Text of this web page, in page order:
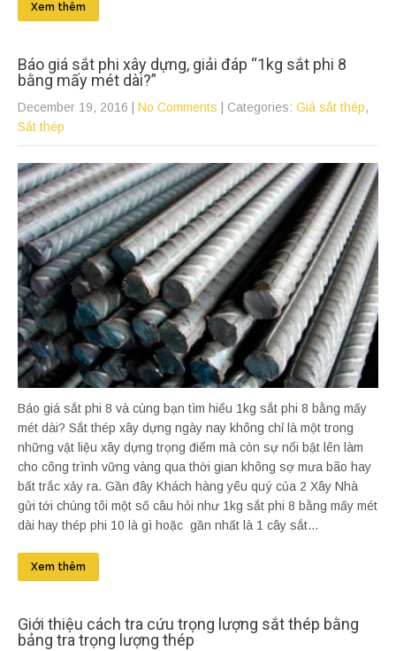
Xem thêm
Báo giá sắt phi xây dựng, giải đáp “1kg sắt phi 8
bằng mấy mét dài?”
December 19, 2016 No Comments | Categories: Giá sắt thép,
Sắt thép
Báo giá sắt phi 8 và cùng bạn tìm hiểu 1kg sắt phi 8 bằng mấy
mét dài? Sắt thép xây dựng ngày nay không chỉ là một trong
những vật liệu xây dựng trọng điểm mà còn sự nổi bật lên làm
cho công trình vững vàng qua thời gian không sợ mưa bão hay
bất trắc xảy ra. Gần đây Khách hàng yêu quý của 2 Xây Nhà
gửi tới chúng tôi một số câu hỏi như 1kg sắt phi 8 bằng mấy mét
dài hay thép phi 10 là gì hoặc gần nhất là 1 cây sắt...
Xem thêm
Giới thiệu cách tra cứu trọng lượng sắt thép bằng
bảng tra trọng lượng thép